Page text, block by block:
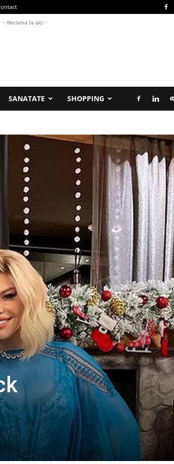
- Reclama ta aici -
SANATATE SHOPPING